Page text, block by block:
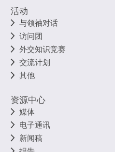
活动
与领袖对话
访问团
外交知识竞赛
交流计划
其他
资源中心
媒体
电子通讯
新闻稿